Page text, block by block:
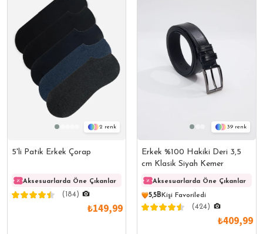
2
5'li Patik Erkek Çorap
Aksesuarlarda Öne Çıkanlar Aksesuarlarda Öne Çıkanlar
(184)
₺149,99
39
Erkek %100 Hakiki Deri 3,5
cm Klasik Siyah Kemer
Aksesuarlarda Öne Çıkanlar
5,5BKişi Favoriledi
(424)
₺409,99